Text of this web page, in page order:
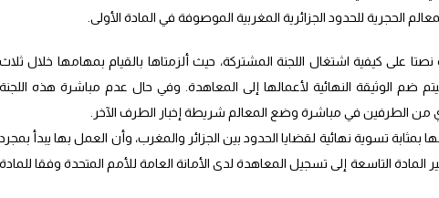
الحجرية للحدود الجزائرية المغربية الموصوفة في المادة الأولى.
على كيفية اشتغال اللجنة المشتركة، حيث ألزمتاها بالقيام بمهامها خلال ثلاث
ابتداء من منتصف أكتوبر 1972، ليتم ضم الوثيقة النهائية لأعمالها إلى المعاهدة. وفي حال عدم مباشرة هذه
من الطرفين في مباشرة وضع المعالم شريطة إخبار الطرف الآخر.
تسوية نهائية لقضايا الحدود بين الجزائر والمغرب، وأن العمل بها يبدأ بمجرد
(المادة 8)، فيما تشير المادة التاسعة إلى تسجيل المعاهدة لدى الأمانة العامة للأمم المتحدة وفقا للمادة